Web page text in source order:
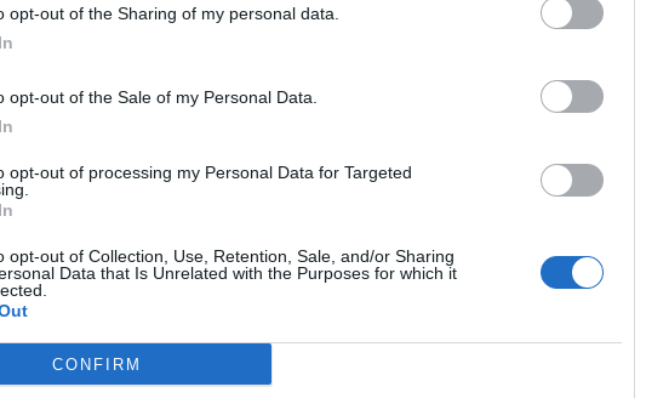
opt-out of the Sharing of my personal data.
opt-out of the Sale of my Personal Data.
opt-out of processing my Personal Data for Targeted
opt-out of Collection, Use, Retention, Sale, and/or Sharing
Data that Is Unrelated with the Purposes for which it
CONFIRM
a les addiccions
Equipaments
CatSalut
Paula
la selecció